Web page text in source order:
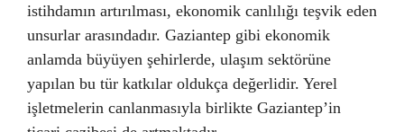
istihdamın artırılması, ekonomik canlılığı teşvik eden
unsurlar arasındadır. Gaziantep gibi ekonomik
anlamda büyüyen şehirlerde, ulaşım sektörüne
yapılan bu tür katkılar oldukça değerlidir. Yerel
işletmelerin canlanmasıyla birlikte Gaziantep’in